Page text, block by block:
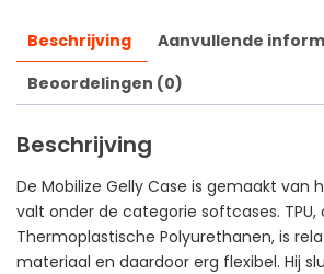
Beschrijving
Aanvullende
Beoordelingen (0)
Beschrijving
De Mobilize Gelly Case is gemaakt van
valt onder de categorie softcases. TPU,
Thermoplastische Polyurethanen, is
materiaal en daardoor erg flexibel. Hij